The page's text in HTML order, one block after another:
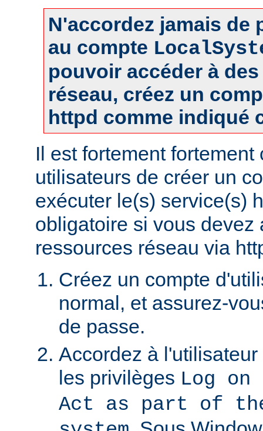
N'accordez jamais de
au compte
pouvoir accéder à
réseau, créez un
httpd comme indiqué
Il est fortement
utilisateurs de créer un
exécuter le(s) service(s)
obligatoire si vous devez
ressources réseau via
Créez un compte
normal, et assurez-
de passe.
Accordez à
les privilèges Log
Act as part of